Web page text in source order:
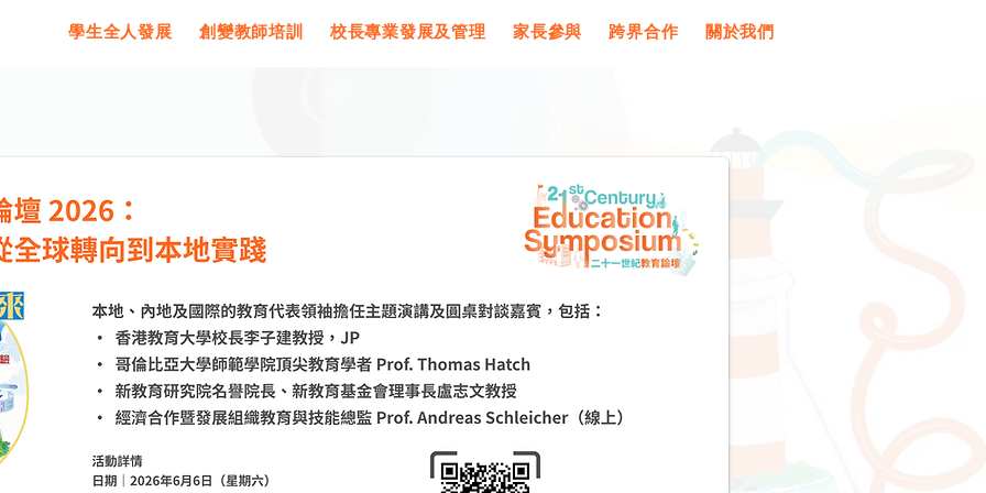
學生全人發展 創變教師培訓 校長專業發展及管理 家長參與 跨界合作 關於我們